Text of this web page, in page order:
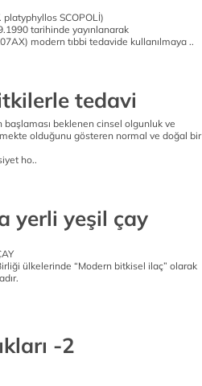
platyphyllos SCOPOLİ)
tarihinde yayınlanarak
modern tıbbi tedavide kullanılmaya ..
tedavi
başlaması beklenen cinsel olgunluk ve
olduğunu gösteren normal ve doğal bir
ho..
yerli yeşil çay
ülkelerinde “Modern bitkisel ilaç” olarak
-2